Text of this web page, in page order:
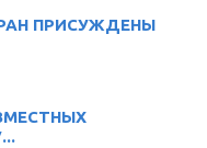
ПРИСУЖДЕНЫ